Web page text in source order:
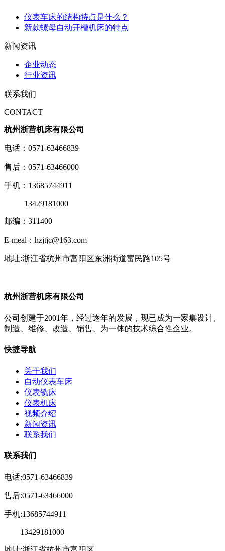
仪表车床的结构特点是什么？
新款螺母自动开槽机床的特点
新闻资讯
企业动态
行业资讯
联系我们
CONTACT
杭州浙营机床有限公司
电话：0571-63466839
售后：0571-63466000
手机：13685744911
13429181000
邮编：311400
E-meal：hzjtjc@163.com
地址:浙江省杭州市富阳区东洲街道富民路105号
杭州浙营机床有限公司
公司创建于2001年，经过逐年的发展，现已成为一家集设计、
制造、维修、改造、销售、为一体的技术综合性企业。
快捷导航
关于我们
自动仪表车床
仪表铣床
仪表机床
视频介绍
新闻资讯
联系我们
联系我们
电话:0571-63466839
售后:0571-63466000
手机:13685744911
13429181000